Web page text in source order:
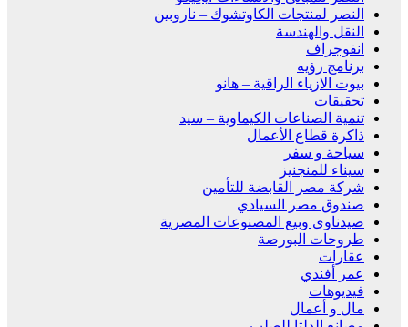
النصر لمنتجات الكاوتشوك – ناروبين
النقل والهندسة
انفوجراف
برنامج رؤيه
بيوت الازياء الراقية – هانو
تحقيقات
تنمية الصناعات الكيماوية – سيد
ذاكرة قطاع الأعمال
سياحة و سفر
سيناء للمنجنيز
شركة مصر القابضة للتأمين
صندوق مصر السيادي
صيدناوى وبيع المصنوعات المصرية
طروحات البورصة
عقارات
عمر أفندي
فيديوهات
مال و أعمال